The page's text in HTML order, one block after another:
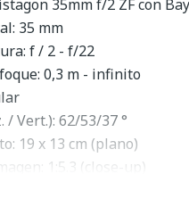
35mm f/2 ZF con
35 mm
f / 2 - f/22
0,3 m - infinito
/ Vert.): 62/53/37 °
19 x 13 cm (plano)
1:5.3 (close-up)
58 x 0,75